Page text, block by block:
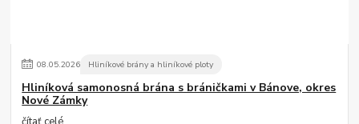
08.05.2026 Hliníkové brány a hliníkové ploty
Hliníková samonosná brána s bráničkami v Bánove, okres
Nové Zámky